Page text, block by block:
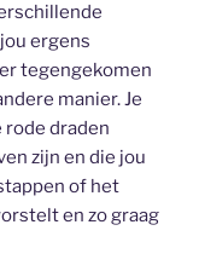
ergens
tegengekomen
manier. Je
draden
zijn en die jou
of het
en zo graag